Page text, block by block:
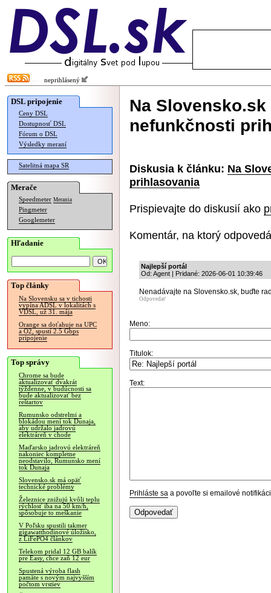
neprihlásený
DSL pripojenie
Ceny DSL
Dostupnosť DSL
Fórum o DSL
Výsledky meraní
Satelitná mapa SR
Merače
Speedmeter Merania
Pingmeter
Googlemeter
Hľadanie
Top články
Na Slovensku sa v tichosti
vypína ADSL v lokalitách s
VDSL, už 31. mája
Orange sa doťahuje na UPC
a O2, spustí 2.5 Gbps
pripojenie
Top správy
Chrome sa bude
aktualizovať dvakrát
týždenne, v budúcnosti sa
bude aktualizovať bez
reštartov
Rumunsko odstrelmi a
blokádou mení tok Dunaja,
aby udržalo jadrovú
elektráreň v chode
Maďarsko jadrovú elektráreň
nakoniec kompletne
neodstavilo, Rumunsko mení
tok Dunaja
Slovensko.sk má opäť
technické problémy
Železnice znižujú kvôli teplu
rýchlosť iba na 50 km/h,
spôsobuje to meškanie
V Poľsku spustili takmer
gigawatthodinové úložisko,
z LiFePO4 článkov
Telekom pridal 12 GB balík
pre Easy, chce zaň 12 eur
Spustená výroba flash
pamäte s novým najvyšším
počtom vrstiev
Na
nefunkčnosti
Diskusia k článku: Na
prihlasovania
Prispievajte do diskusií ako
Komentár, na ktorý
Najlepší portál
Od: Agent | Pridané: 2026-06-01 10:39:46
Nenadávajte na Slovensko.sk, buďte
Odpovedať
Meno:
Titulok:
Text:
Prihláste sa a povoľte si emailové